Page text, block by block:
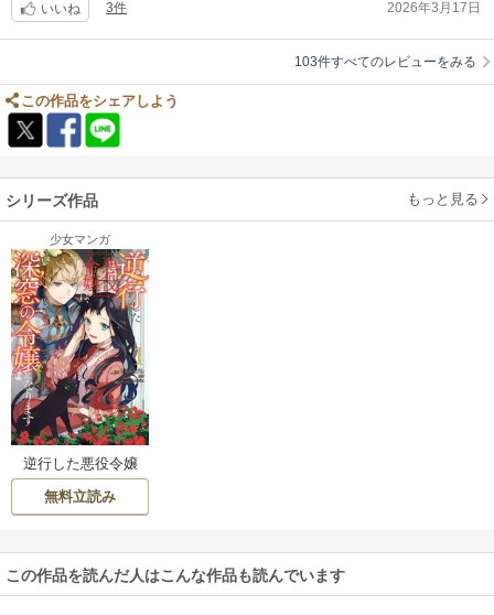
いいね 3件 2026年3月17日
103件すべてのレビューをみる
この作品をシェアしよう
シリーズ作品 もっと見る
少女マンガ
逆行した悪役令嬢
は、なぜか魔力を
失ったので深窓の
無料立読み
この作品を読んだ人はこんな作品も読んでいます